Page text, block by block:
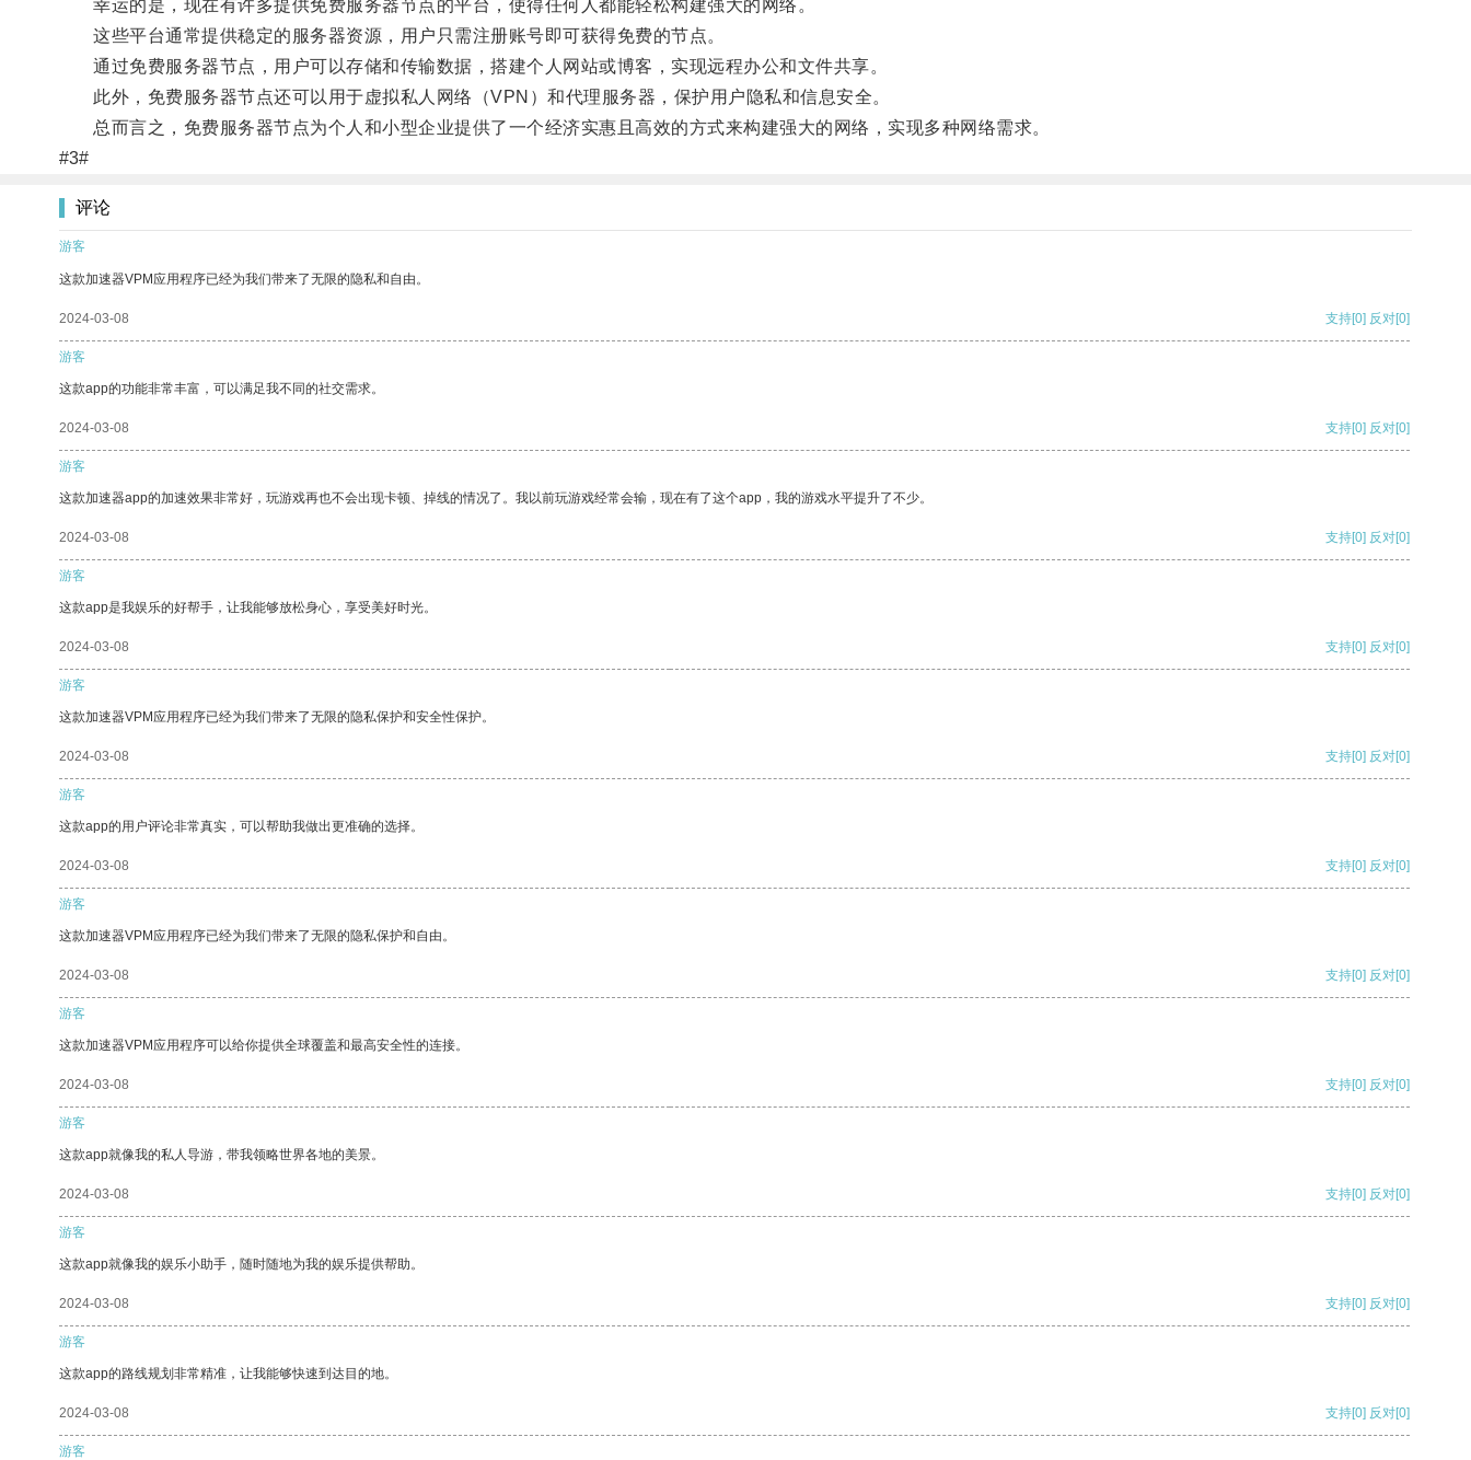
幸运的是，现在有许多提供免费服务器节点的平台，使得任何人都能轻松构建强大的网络。
这些平台通常提供稳定的服务器资源，用户只需注册账号即可获得免费的节点。
通过免费服务器节点，用户可以存储和传输数据，搭建个人网站或博客，实现远程办公和文件共享。
此外，免费服务器节点还可以用于虚拟私人网络（VPN）和代理服务器，保护用户隐私和信息安全。
总而言之，免费服务器节点为个人和小型企业提供了一个经济实惠且高效的方式来构建强大的网络，实现多种网络需求。
#3#
评论
游客
这款加速器VPM应用程序已经为我们带来了无限的隐私和自由。
2024-03-08 支持[0] 反对[0]
游客
这款app的功能非常丰富，可以满足我不同的社交需求。
2024-03-08 支持[0] 反对[0]
游客
这款加速器app的加速效果非常好，玩游戏再也不会出现卡顿、掉线的情况了。我以前玩游戏经常会输，现在有了这个app，我的游戏水平提升了不少。
2024-03-08 支持[0] 反对[0]
游客
这款app是我娱乐的好帮手，让我能够放松身心，享受美好时光。
2024-03-08 支持[0] 反对[0]
游客
这款加速器VPM应用程序已经为我们带来了无限的隐私保护和安全性保护。
2024-03-08 支持[0] 反对[0]
游客
这款app的用户评论非常真实，可以帮助我做出更准确的选择。
2024-03-08 支持[0] 反对[0]
游客
这款加速器VPM应用程序已经为我们带来了无限的隐私保护和自由。
2024-03-08 支持[0] 反对[0]
游客
这款加速器VPM应用程序可以给你提供全球覆盖和最高安全性的连接。
2024-03-08 支持[0] 反对[0]
游客
这款app就像我的私人导游，带我领略世界各地的美景。
2024-03-08 支持[0] 反对[0]
游客
这款app就像我的娱乐小助手，随时随地为我的娱乐提供帮助。
2024-03-08 支持[0] 反对[0]
游客
这款app的路线规划非常精准，让我能够快速到达目的地。
2024-03-08 支持[0] 反对[0]
游客